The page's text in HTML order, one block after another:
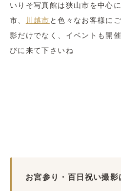
いりそ写真館は狭山市を中心に
市、
川越市 と色々なお客様に
影だけでなく、イベントも開
びに来て下さいね
お宮参り・百日祝い撮